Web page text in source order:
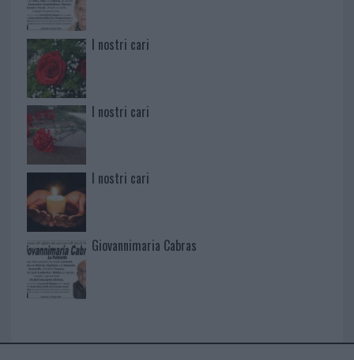
I nostri cari
I nostri cari
I nostri cari
Giovannimaria Cabras